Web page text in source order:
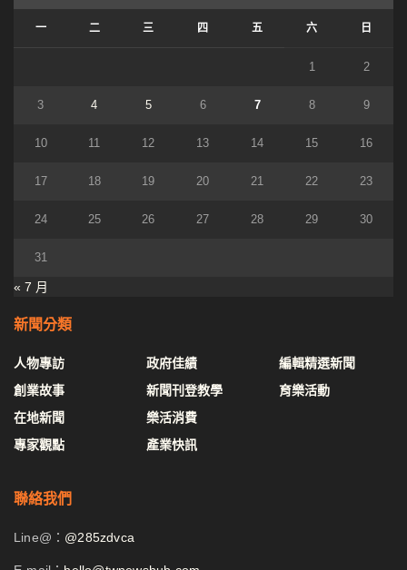
一 二 三 四 五 六 日
1 2
3 4 5 6 7 8 9
10 11 12 13 14 15 16
17 18 19 20 21 22 23
24 25 26 27 28 29 30
31
« 7 月
新聞分類
人物專訪
創業故事
在地新聞
專家觀點
政府佳績
新聞刊登教學
樂活消費
產業快訊
編輯精選新聞
育樂活動
聯絡我們
Line@： @285zdvca